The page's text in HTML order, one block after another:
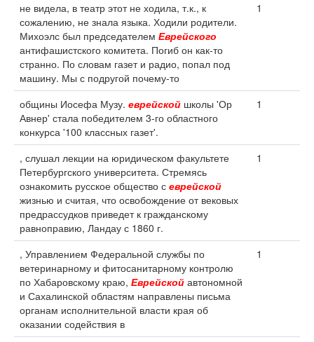
не видела, в театр этот не ходила, т.к., к
сожалению, не знала языка. Ходили родители.
Михоэлс был председателем Еврейского
антифашистского комитета. Погиб он как-то
странно. По словам газет и радио, попал под
машину. Мы с подругой почему-то
1
общины Иосефа Музу. еврейской школы 'Ор
Авнер' стала победителем 3-го областного
конкурса '100 классных газет'.
1
, слушал лекции на юридическом факультете
Петербургского университета. Стремясь
ознакомить русское общество с еврейской
жизнью и считая, что освобождение от вековых
предрассудков приведет к гражданскому
равноправию, Ландау с 1860 г.
1
, Управлением Федеральной службы по
ветеринарному и фитосанитарному контролю
по Хабаровскому краю, Еврейской автономной
и Сахалинской областям направлены письма
органам исполнительной власти края об
оказании содействия в
1